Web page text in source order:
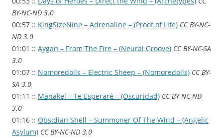
BY-NC-ND 3.0
00:57 :: KingSizeNine – Adrenaline – (Proof of Life) CC BY-NC-
ND 3.0
01:01 :: Aygan – From The Fire – (Neural Groove) CC BY-NC-SA
3.0
01:07 :: Nomoredolls – Electric Sheep – (Nomoredolls) CC BY-
SA 3.0
01:11 :: Manakel – Te Esperaré – (Oscuridad) CC BY-NC-ND
3.0
01:16 :: Obsidian Shell – Summoner Of The Wind – (Angelic
Asylum) CC BY-NC-ND 3.0